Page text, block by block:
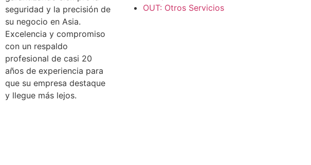
seguridad y la precisión de
su negocio en Asia.
Excelencia y compromiso
con un respaldo
profesional de casi 20
años de experiencia para
que su empresa destaque
y llegue más lejos.
OUT: Otros Servicios